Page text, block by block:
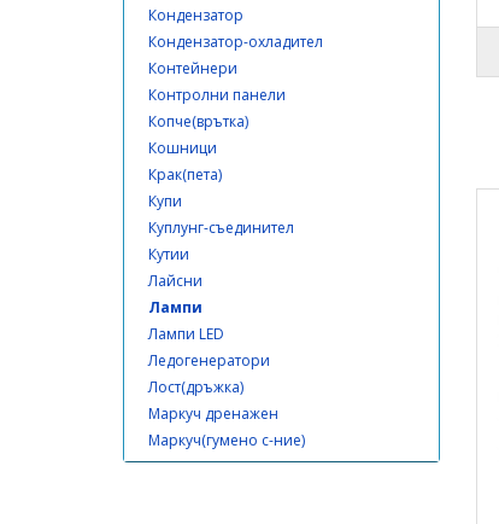
Кондензатор
Кондензатор-охладител
Контейнери
Контролни панели
Копче(врътка)
Кошници
Крак(пета)
Купи
Куплунг-съединител
Кутии
Лайсни
Лампи
Лампи LED
Ледогенератори
Лост(дръжка)
Маркуч дренажен
Маркуч(гумено с-ние)
Маркучи за зареждане к-т